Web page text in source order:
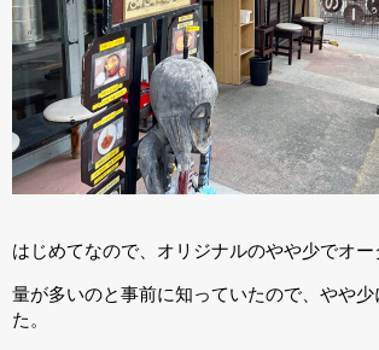
はじめてなので、オリジナルのやや少でオー
量が多いのと事前に知っていたので、やや少
た。